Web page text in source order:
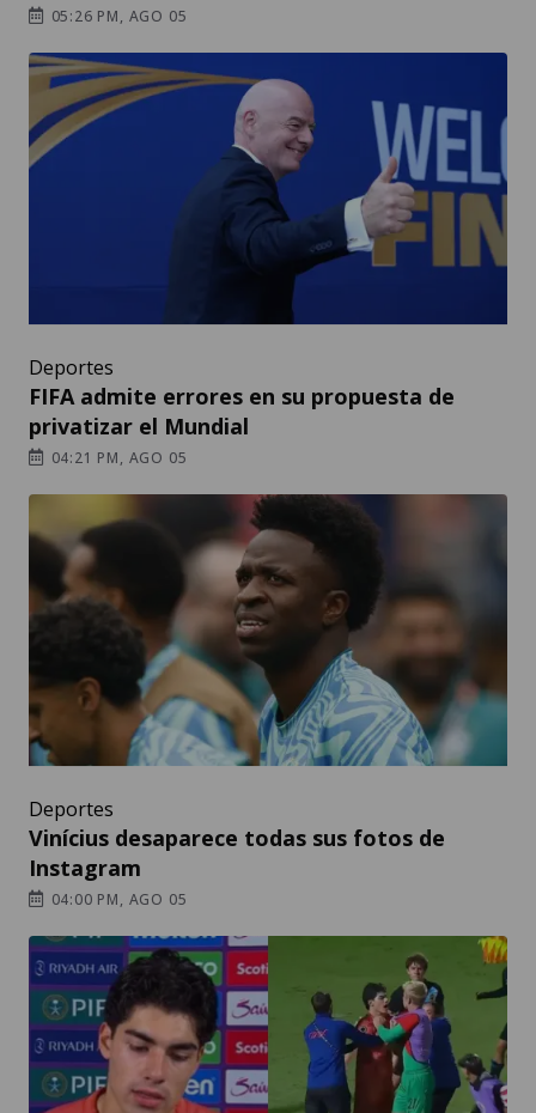
05:26 PM, AGO 05
Deportes
FIFA admite errores en su propuesta de
privatizar el Mundial
04:21 PM, AGO 05
Deportes
Vinícius desaparece todas sus fotos de
Instagram
04:00 PM, AGO 05